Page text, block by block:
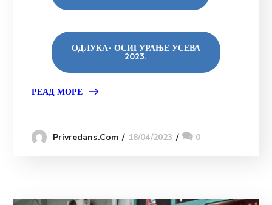
ОДЛУКА- ОСИГУРАЊЕ УСЕВА
2023.
РЕАД МОРЕ
Privredans.com 18/04/2023 0